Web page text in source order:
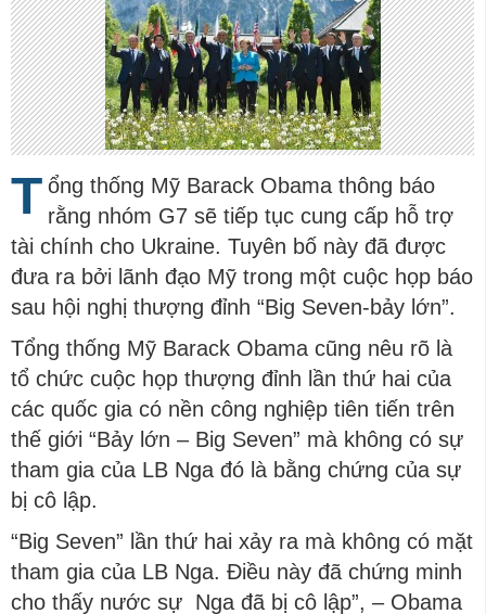
T ổng thống Mỹ Barack Obama thông báo
rằng nhóm G7 sẽ tiếp tục cung cấp hỗ trợ
tài chính cho Ukraine. Tuyên bố này đã được
đưa ra bởi lãnh đạo Mỹ trong một cuộc họp báo
sau hội nghị thượng đỉnh “Big Seven-bảy lớn”.
Tổng thống Mỹ Barack Obama cũng nêu rõ là
tổ chức cuộc họp thượng đỉnh lần thứ hai của
các quốc gia có nền công nghiệp tiên tiến trên
thế giới “Bảy lớn – Big Seven” mà không có sự
tham gia của LB Nga đó là bằng chứng của sự
bị cô lập.
“Big Seven” lần thứ hai xảy ra mà không có mặt
tham gia của LB Nga. Điều này đã chứng minh
cho thấy nước sự Nga đã bị cô lập”, – Obama